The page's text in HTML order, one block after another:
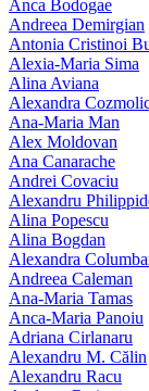
Anca Bodogae
Andreea Demirgian
Antonia Cristinoi
Alexia-Maria Sima
Alina Aviana
Alexandra
Ana-Maria Man
Alex Moldovan
Ana Canarache
Andrei Covaciu
Alexandru
Alina Popescu
Alina Bogdan
Alexandra
Andreea Caleman
Ana-Maria Tamas
Anca-Maria Panoiu
Adriana Cirlanaru
Alexandru M. Călin
Alexandru Racu